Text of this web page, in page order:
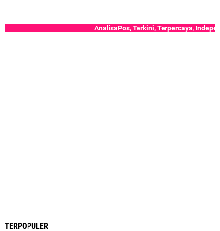
AnalisaPos, Terkini, Terpercaya, Independen
TERPOPULER